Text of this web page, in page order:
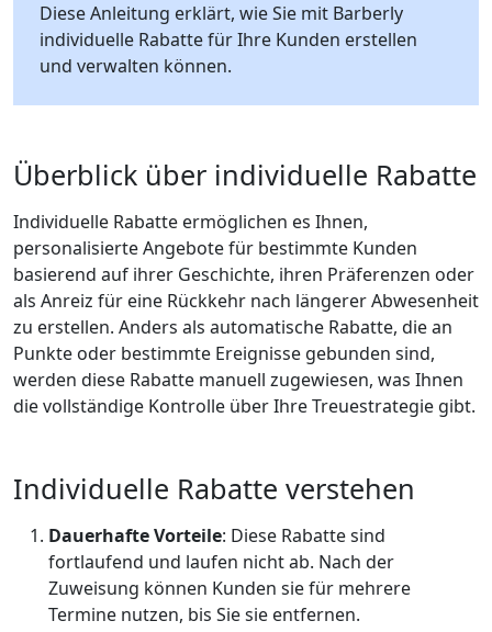
Diese Anleitung erklärt, wie Sie mit Barberly
individuelle Rabatte für Ihre Kunden erstellen
und verwalten können.
Überblick über individuelle Rabatte
Individuelle Rabatte ermöglichen es Ihnen,
personalisierte Angebote für bestimmte Kunden
basierend auf ihrer Geschichte, ihren Präferenzen oder
als Anreiz für eine Rückkehr nach längerer Abwesenheit
zu erstellen. Anders als automatische Rabatte, die an
Punkte oder bestimmte Ereignisse gebunden sind,
werden diese Rabatte manuell zugewiesen, was Ihnen
die vollständige Kontrolle über Ihre Treuestrategie gibt.
Individuelle Rabatte verstehen
Dauerhafte Vorteile: Diese Rabatte sind
fortlaufend und laufen nicht ab. Nach der
Zuweisung können Kunden sie für mehrere
Termine nutzen, bis Sie sie entfernen.